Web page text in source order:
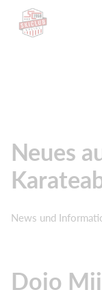
Neues
News und
Dojo